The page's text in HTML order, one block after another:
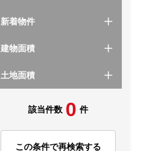
新着物件
建物面積
土地面積
該当件数 0 件
この条件で再検索する